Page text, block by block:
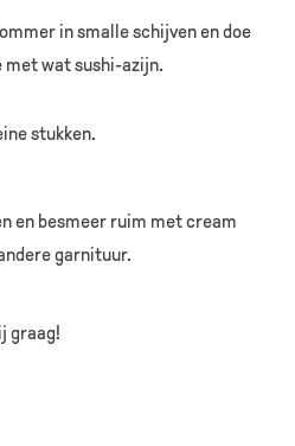
in smalle schijven en doe
met wat sushi-azijn.
stukken.
en besmeer ruim met cream
garnituur.
graag!